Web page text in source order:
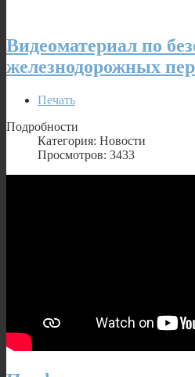
Видеоматериал по
железнодорожных
Печать
Подробности
Категория: Новости
Просмотров: 3433